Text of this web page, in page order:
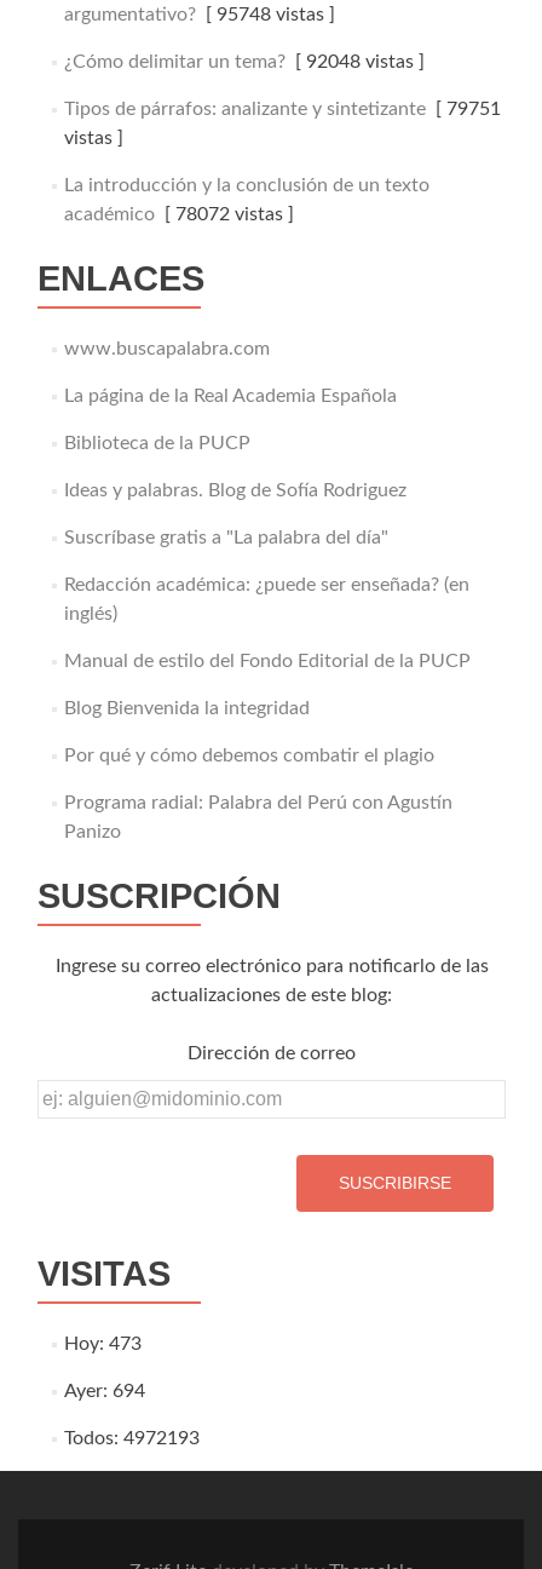
argumentativo?[ 95748 vistas ]
¿Cómo delimitar un tema?[ 92048 vistas ]
Tipos de párrafos: analizante y sintetizante[ 79751
vistas ]
La introducción y la conclusión de un texto
académico[ 78072 vistas ]
ENLACES
www.buscapalabra.com
La página de la Real Academia Española
Biblioteca de la PUCP
Ideas y palabras. Blog de Sofía Rodriguez
Suscríbase gratis a "La palabra del día"
Redacción académica: ¿puede ser enseñada? (en
inglés)
Manual de estilo del Fondo Editorial de la PUCP
Blog Bienvenida la integridad
Por qué y cómo debemos combatir el plagio
Programa radial: Palabra del Perú con Agustín
Panizo
SUSCRIPCIÓN
Ingrese su correo electrónico para notificarlo de las
actualizaciones de este blog:
Dirección de correo
Dirección
de
correo
VISITAS
Hoy: 473
Ayer: 694
Todos: 4972193